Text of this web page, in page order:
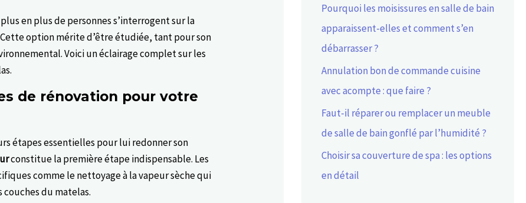
en plus de personnes s’interrogent sur la
option mérite d’être étudiée, tant pour son
Voici un éclairage complet sur les
de rénovation pour votre
étapes essentielles pour lui redonner son
constitue la première étape indispensable. Les
comme le nettoyage à la vapeur sèche qui
du matelas.
Pourquoi les moisissures en salle de bain
apparaissent-elles et comment s’en
débarrasser ?
Annulation bon de commande cuisine
avec acompte : que faire ?
Faut-il réparer ou remplacer un meuble
de salle de bain gonflé par l’humidité ?
Choisir sa couverture de spa : les options
en détail